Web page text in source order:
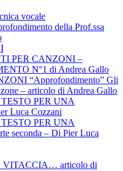
vocale
della Prof.ssa
PER CANZONI –
N°1 di Andrea Gallo
“Approfondimento” Gli
– articolo di Andrea Gallo
PER UNA
Luca Cozzani
PER UNA
seconda – Di Pier Luca
VITACCIA… articolo di